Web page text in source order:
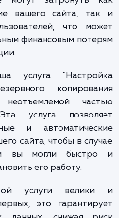
одна из самых
сайтов -
восстановления
могут затронуть
что
финансовым
услуга
резервного
неотъемлемой
и
сайта, чтобы в